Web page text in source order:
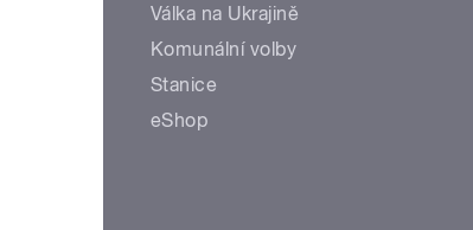
Válka na Ukrajině
Komunální volby
Stanice
eShop